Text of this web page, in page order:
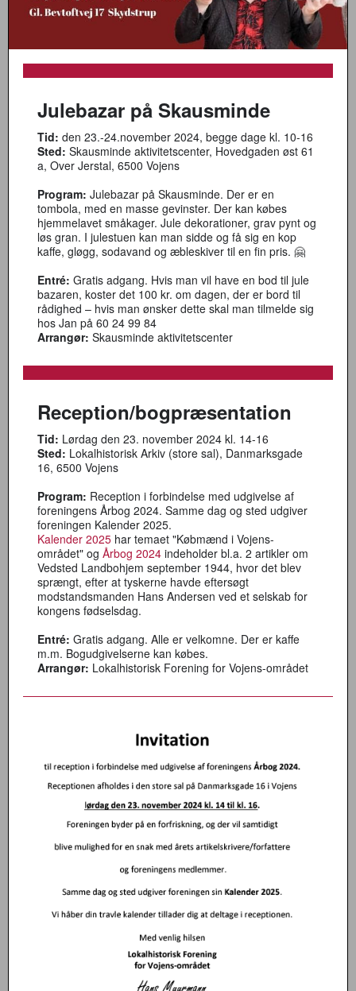
Julebazar på Skausminde
Tid: den 23.-24.november 2024, begge dage kl. 10-16
Sted: Skausminde aktivitetscenter, Hovedgaden øst 61
a, Over Jerstal, 6500 Vojens
Program: Julebazar på Skausminde. Der er en
tombola, med en masse gevinster. Der kan købes
hjemmelavet småkager. Jule dekorationer, grav pynt og
løs gran. I julestuen kan man sidde og få sig en kop
kaffe, gløgg, sodavand og æbleskiver til en fin pris. 🤗
Entré: Gratis adgang. Hvis man vil have en bod til jule
bazaren, koster det 100 kr. om dagen, der er bord til
rådighed – hvis man ønsker dette skal man tilmelde sig
hos Jan på 60 24 99 84
Arrangør: Skausminde aktivitetscenter
Reception/bogpræsentation
Tid: Lørdag den 23. november 2024 kl. 14-16
Sted: Lokalhistorisk Arkiv (store sal), Danmarksgade
16, 6500 Vojens
Program: Reception i forbindelse med udgivelse af
foreningens Årbog 2024. Samme dag og sted udgiver
foreningen Kalender 2025.
Kalender 2025 har temaet "Købmænd i Vojens-
området" og Årbog 2024 indeholder bl.a. 2 artikler om
Vedsted Landbohjem september 1944, hvor det blev
sprængt, efter at tyskerne havde eftersøgt
modstandsmanden Hans Andersen ved et selskab for
kongens fødselsdag.
Entré: Gratis adgang. Alle er velkomne. Der er kaffe
m.m. Bogudgivelserne kan købes.
Arrangør: Lokalhistorisk Forening for Vojens-området